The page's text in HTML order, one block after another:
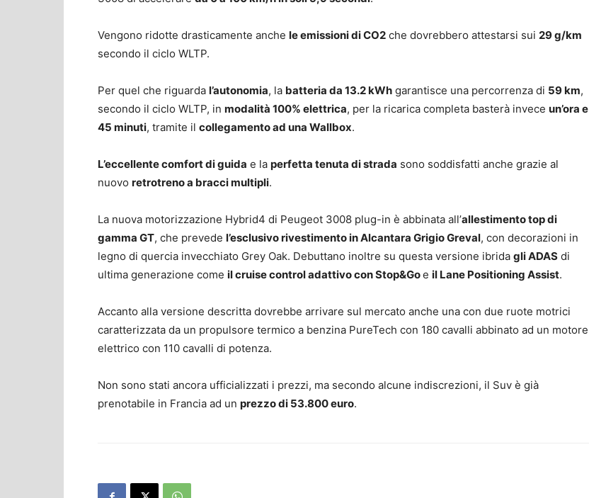
Vengono ridotte drasticamente anche le emissioni di CO2 che dovrebbero attestarsi sui 29 g/km
secondo il ciclo WLTP.
Per quel che riguarda l’autonomia, la batteria da 13.2 kWh garantisce una percorrenza di 59 km,
secondo il ciclo WLTP, in modalità 100% elettrica, per la ricarica completa basterà invece un’ora e
45 minuti, tramite il collegamento ad una Wallbox.
L’eccellente comfort di guida e la perfetta tenuta di strada sono soddisfatti anche grazie al
nuovo retrotreno a bracci multipli.
La nuova motorizzazione Hybrid4 di Peugeot 3008 plug-in è abbinata all’allestimento top di
gamma GT, che prevede l’esclusivo rivestimento in Alcantara Grigio Greval, con decorazioni in
legno di quercia invecchiato Grey Oak. Debuttano inoltre su questa versione ibrida gli ADAS di
ultima generazione come il cruise control adattivo con Stop&Goe il Lane Positioning Assist.
Accanto alla versione descritta dovrebbe arrivare sul mercato anche una con due ruote motrici
caratterizzata da un propulsore termico a benzina PureTech con 180 cavalli abbinato ad un motore
elettrico con 110 cavalli di potenza.
Non sono stati ancora ufficializzati i prezzi, ma secondo alcune indiscrezioni, il Suv è già
prenotabile in Francia ad un prezzo di 53.800 euro.